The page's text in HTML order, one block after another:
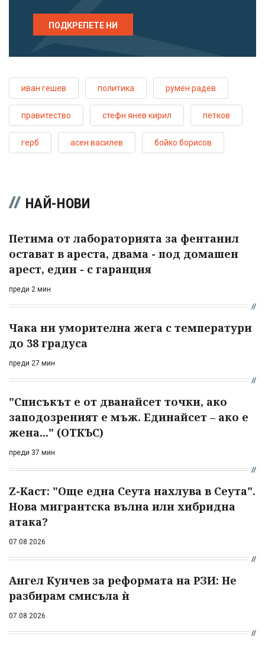
ПОДКРЕПЕТЕ НИ
иван гешев политика румен радев
правитество стефн янев кирил петков
герб асен василев бойко борисов
НАЙ-НОВИ
Петима от лабораторията за фентанил
остават в ареста, двама - под домашен
арест, един - с гаранция
преди 2 мин
Чака ни уморителна жега с температури
до 38 градуса
преди 27 мин
"Списъкът е от дванайсет точки, ако
заподозреният е мъж. Единайсет – ако е
жена..." (ОТКЪС)
преди 37 мин
Z-Каст: "Още една Сеута нахлува в Сеута".
Нова мигрантска вълна или хибридна
атака?
07.08.2026
Ангел Кунчев за реформата на РЗИ: Не
разбирам смисъла ѝ
07.08.2026